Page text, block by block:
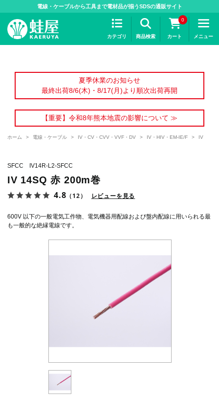
電線・ケーブルから工具まで電材品が揃うSDSの通販サイト
カテゴリ 商品検索
0
カート メニュー
夏季休業のお知らせ
最終出荷8/6(木)・8/17(月)より順次出荷再開
【重要】令和8年熊本地震の影響について ≫
ホーム > 電線・ケーブル > IV・CV・CVV・VVF・DV > IV・HIV・EM-IE/F > IV
SFCC IV14R-L2-SFCC
IV 14SQ 赤 200m巻
4.8 （12） レビューを見る
600V 以下の一般電気工作物、電気機器用配線および盤内配線に用いられる最
も一般的な絶縁電線です。